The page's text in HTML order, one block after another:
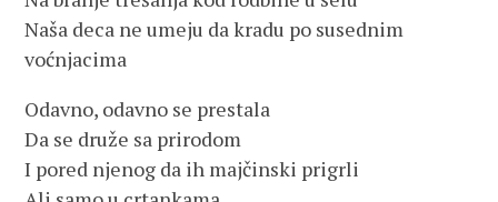
Naša deca ne umeju da kradu po susednim
voćnjacima
Odavno, odavno se prestala
Da se druže sa prirodom
I pored njenog da ih majčinski prigrli